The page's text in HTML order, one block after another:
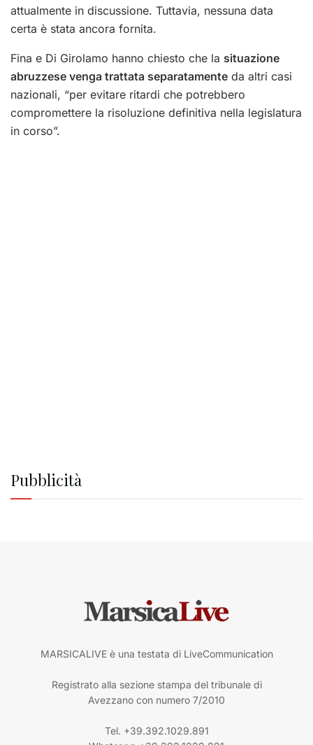
attualmente in discussione. Tuttavia, nessuna data
certa è stata ancora fornita.
Fina e Di Girolamo hanno chiesto che la situazione
abruzzese venga trattata separatamente da altri casi
nazionali, “per evitare ritardi che potrebbero
compromettere la risoluzione definitiva nella legislatura
in corso”.
Pubblicità
MARSICALIVE è una testata di LiveCommunication
Registrato alla sezione stampa del tribunale di
Avezzano con numero 7/2010
Tel. +39.392.1029.891